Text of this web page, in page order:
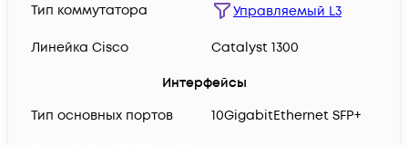
Тип коммутатора
Управляемый L3
Линейка Cisco Catalyst 1300
Интерфейсы
Тип основных портов
10GigabitEthernet SFP+